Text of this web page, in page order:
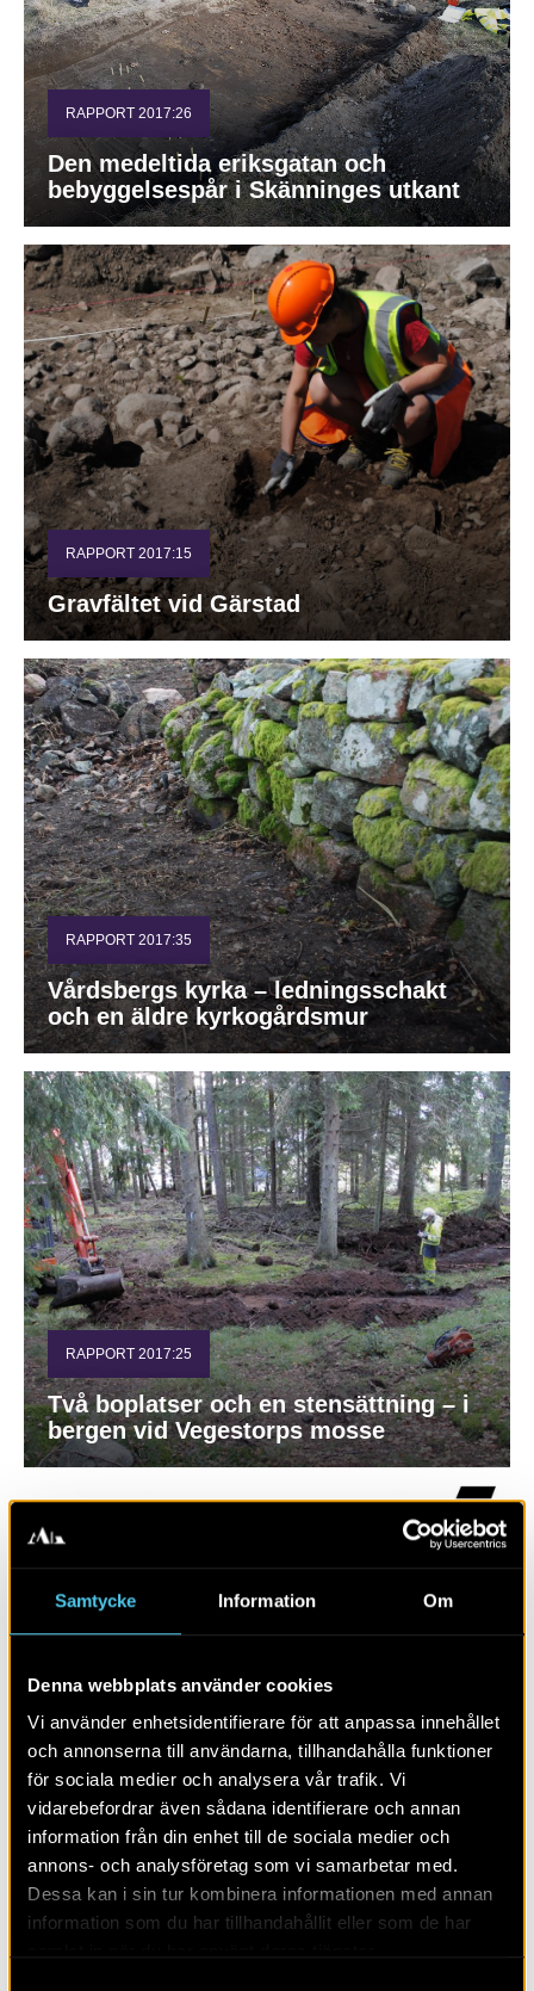
Samtycke Information Om
Denna webbplats använder cookies
Vi använder enhetsidentifierare för att anpassa innehållet
och annonserna till användarna, tillhandahålla funktioner
för sociala medier och analysera vår trafik. Vi
vidarebefordrar även sådana identifierare och annan
information från din enhet till de sociala medier och
annons- och analysföretag som vi samarbetar med.
Dessa kan i sin tur kombinera informationen med annan
information som du har tillhandahållit eller som de har
RAPPORT 2017:26
Den medeltida eriksgatan och
bebyggelsespår i Skänninges utkant
RAPPORT 2017:15
Gravfältet vid Gärstad
RAPPORT 2017:35
Vårdsbergs kyrka – ledningsschakt
och en äldre kyrkogårdsmur
RAPPORT 2017:25
Två boplatser och en stensättning – i
bergen vid Vegestorps mosse
Risinge kyrka - ledningsschaktning på
kyrkogården